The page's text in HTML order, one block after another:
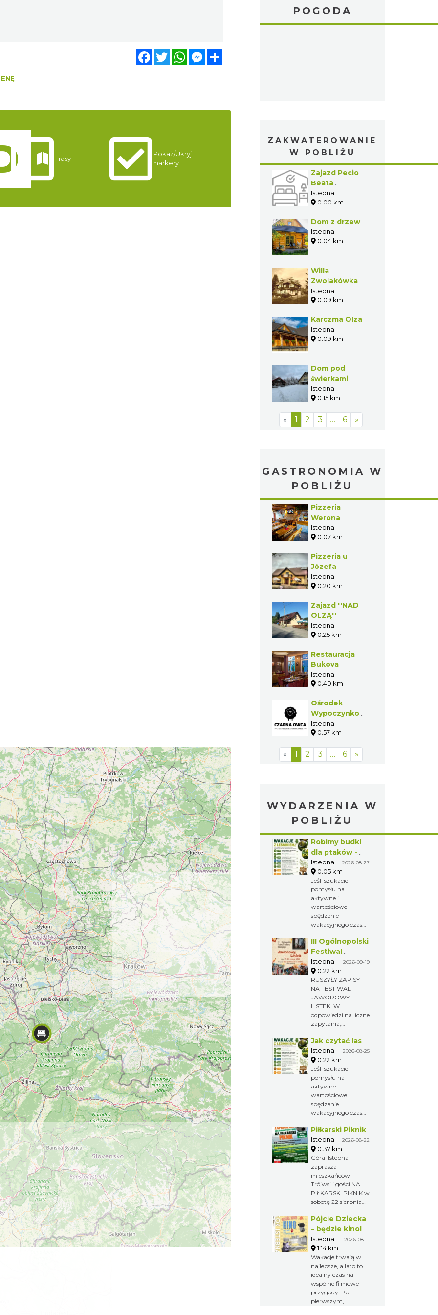
FacebookTwitterWhatsAppMessenger
Trasy
Pokaż/Ukryj
markery
POGODA
ZAKWATEROWANIE
W POBLIŻU
Zajazd Pecio
Beata
Juroszek-
Rucka
Istebna
0.00 km
Dom z drzew
Istebna
0.04 km
Willa
Zwolakówka
Istebna
0.09 km
Karczma Olza
Istebna
0.09 km
Dom pod
świerkami
Istebna
0.15 km
« 1 2 3 … 6 »
GASTRONOMIA W
POBLIŻU
Pizzeria
Werona
Istebna
0.07 km
Pizzeria u
Józefa
Istebna
0.20 km
Zajazd ''NAD
OLZĄ''
Istebna
0.25 km
Restauracja
Bukova
Istebna
0.40 km
Ośrodek
Wypoczynkowy
"Czarna Owca"
Istebna
0.57 km
« 1 2 3 … 6 »
WYDARZENIA W
POBLIŻU
Robimy budki
dla ptaków -
zajęcia
warsztatowe
Istebna 2026-08-27
0.05 km
Jeśli szukacie
pomysłu na
aktywne i
wartościowe
spędzenie
wakacyjnego czasu,
kolejną odsłonę
„Wakacji z
leśnikiem”!
Nadleśnictwo Wisła
zaprasza rodziny z
dziećmi na zajęcia
warsztatowe w
Leśnym Ośrodku
Edukacji
Ekologicznej
17.00 Zajęcia
bezpłatne.
Obowiązują zapisy
pod numerem 532
973 263
III Ogólnopolski
Festiwal
Folkloru
Dziecięcego „
Jaworowy
Listek”
Istebna 2026-09-19
0.22 km
RUSZYŁY ZAPISY
NA FESTIWAL
JAWOROWY
LISTEK! W
odpowiedzi na liczne
zapytania,
ogłaszają
rozpoczęcie zapisów
na III edycję
Ogólnopolskiego
Festiwalu Folkloru
Dziecięcego „
Jaworowy Listek”,
który odbędzie się w
dniach 19–20
Hali Sportowo-
Widowiskowej ZSP
Istebna Zapisy
potrwają do 15 lipca
2026 r. Aby wziąć
udział w festiwalu
należy wypełnić
kartę zgłoszenia i
klauzulę RODO i
jaworowylistek@gmail.com
Jak czytać las
Istebna 2026-08-25
0.22 km
Jeśli szukacie
pomysłu na
aktywne i
wartościowe
spędzenie
wakacyjnego czasu,
kolejną odsłonę
„Wakacji z
leśnikiem”!
Nadleśnictwo Wisła
zaprasza rodziny z
dziećmi na zajęcia
terenowe "Jak
czytać las"?
Rozpoczęcie o godz.
bezpłatne.
Obowiązują zapisy
pod numerem 532
973 263
Piłkarski Piknik
Istebna 2026-08-22
0.37 km
Góral Istebna
zaprasza
mieszkańców
Trójwsi i gości NA
PIŁKARSKI PIKNIK w
sobotę 22 sierpnia
Amfiteatru „Pod
Skocznią” w
Istebnej.
Pójcie Dziecka
– będzie kino!
Istebna 2026-08-11
1.14 km
Wakacje trwają w
najlepsze, a lato to
idealny czas na
wspólne filmowe
przygody! Po
pierwszym,